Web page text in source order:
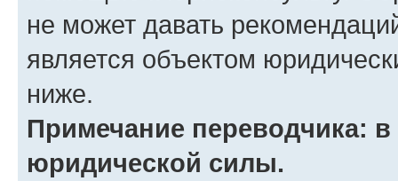
не может давать
является объектом
ниже.
Примечание переводчика:
юридической силы.